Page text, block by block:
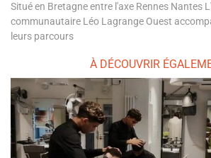
Situé en Bretagne entre l'axe Rennes Nantes
communautaire Léo Lagrange Ouest
leurs parcours
À DÉCOUVRIR